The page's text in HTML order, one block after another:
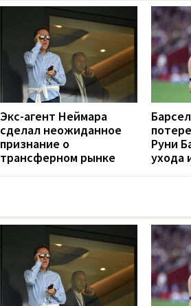
Экс-агент Неймара
сделал неожиданное
признание о
трансферном рынке
Руни
ухода